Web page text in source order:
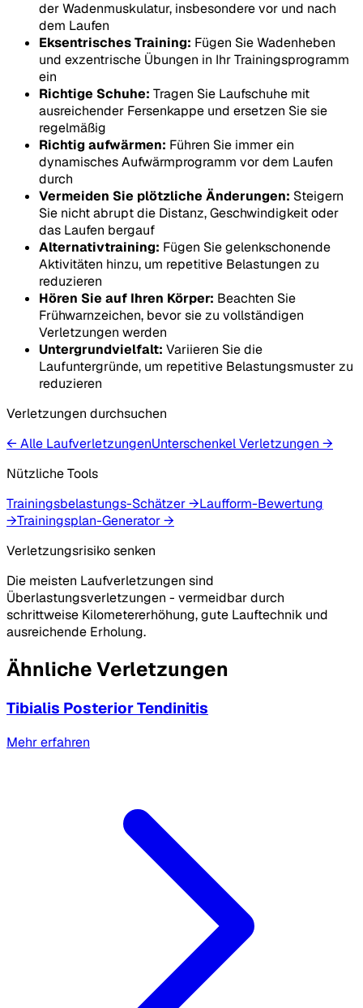
der Wadenmuskulatur, insbesondere vor und nach
dem Laufen
Eksentrisches Training: Fügen Sie Wadenheben
und exzentrische Übungen in Ihr Trainingsprogramm
ein
Richtige Schuhe: Tragen Sie Laufschuhe mit
ausreichender Fersenkappe und ersetzen Sie sie
regelmäßig
Richtig aufwärmen: Führen Sie immer ein
dynamisches Aufwärmprogramm vor dem Laufen
durch
Vermeiden Sie plötzliche Änderungen: Steigern
Sie nicht abrupt die Distanz, Geschwindigkeit oder
das Laufen bergauf
Alternativtraining: Fügen Sie gelenkschonende
Aktivitäten hinzu, um repetitive Belastungen zu
reduzieren
Hören Sie auf Ihren Körper: Beachten Sie
Frühwarnzeichen, bevor sie zu vollständigen
Verletzungen werden
Untergrundvielfalt: Variieren Sie die
Laufuntergründe, um repetitive Belastungsmuster zu
reduzieren
Verletzungen durchsuchen
← Alle LaufverletzungenUnterschenkelVerletzungen →
Nützliche Tools
Trainingsbelastungs-Schätzer→Laufform-Bewertung
→Trainingsplan-Generator→
Verletzungsrisiko senken
Die meisten Laufverletzungen sind
Überlastungsverletzungen - vermeidbar durch
schrittweise Kilometererhöhung, gute Lauftechnik und
ausreichende Erholung.
Ähnliche Verletzungen
Tibialis Posterior Tendinitis
Mehr erfahren